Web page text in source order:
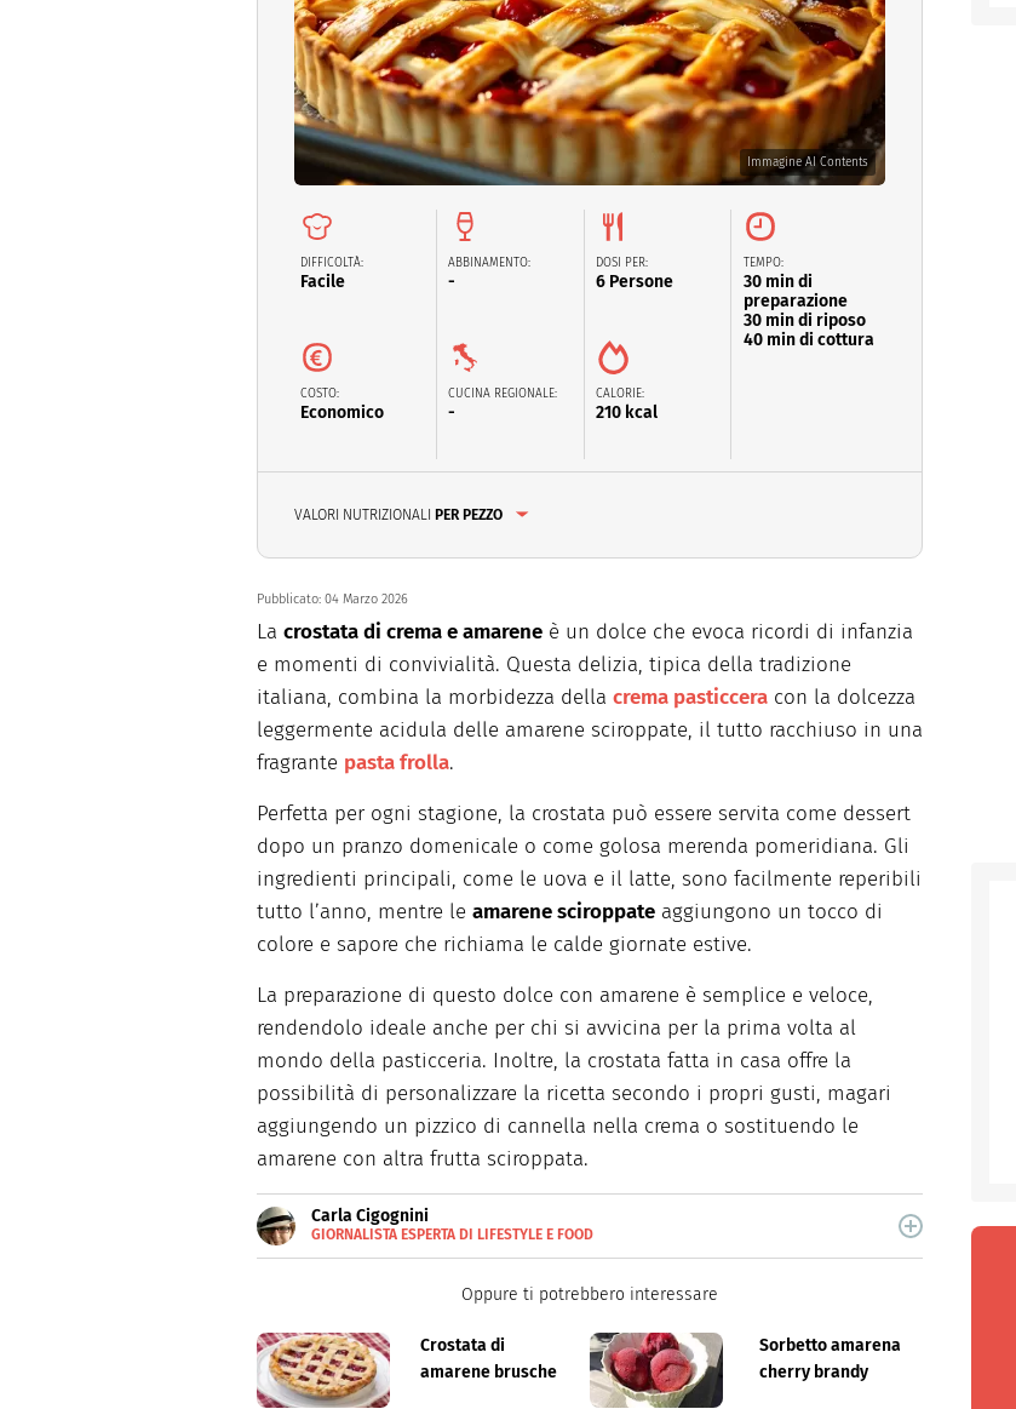
Dolci Pasqua
San Valentino
Immagine AI Contents
DIFFICOLTÀ:
Facile
ABBINAMENTO:
-
COSTO:
Economico
CUCINA REGIONALE:
-
DOSI PER:
6 Persone
CALORIE:
210 kcal
TEMPO:
30 min di
preparazione
30 min di riposo
40 min di cottura
VALORI NUTRIZIONALI PER PEZZO
Pubblicato: 04 Marzo 2026
La crostata di crema e amarene è un dolce che evoca ricordi di infanzia
e momenti di convivialità. Questa delizia, tipica della tradizione
italiana, combina la morbidezza della crema pasticcera con la dolcezza
leggermente acidula delle amarene sciroppate, il tutto racchiuso in una
fragrante pasta frolla.
Perfetta per ogni stagione, la crostata può essere servita come dessert
dopo un pranzo domenicale o come golosa merenda pomeridiana. Gli
ingredienti principali, come le uova e il latte, sono facilmente reperibili
tutto l’anno, mentre le amarene sciroppate aggiungono un tocco di
colore e sapore che richiama le calde giornate estive.
La preparazione di questo dolce con amarene è semplice e veloce,
rendendolo ideale anche per chi si avvicina per la prima volta al
mondo della pasticceria. Inoltre, la crostata fatta in casa offre la
possibilità di personalizzare la ricetta secondo i propri gusti, magari
aggiungendo un pizzico di cannella nella crema o sostituendo le
amarene con altra frutta sciroppata.
Carla Cigognini
GIORNALISTA ESPERTA DI LIFESTYLE E FOOD
Giornalista pubblicista, scrive da anni di cucina e lifestyle.
Oppure ti potrebbero interessare
Crostata di
amarene brusche
Sorbetto amarena
cherry brandy